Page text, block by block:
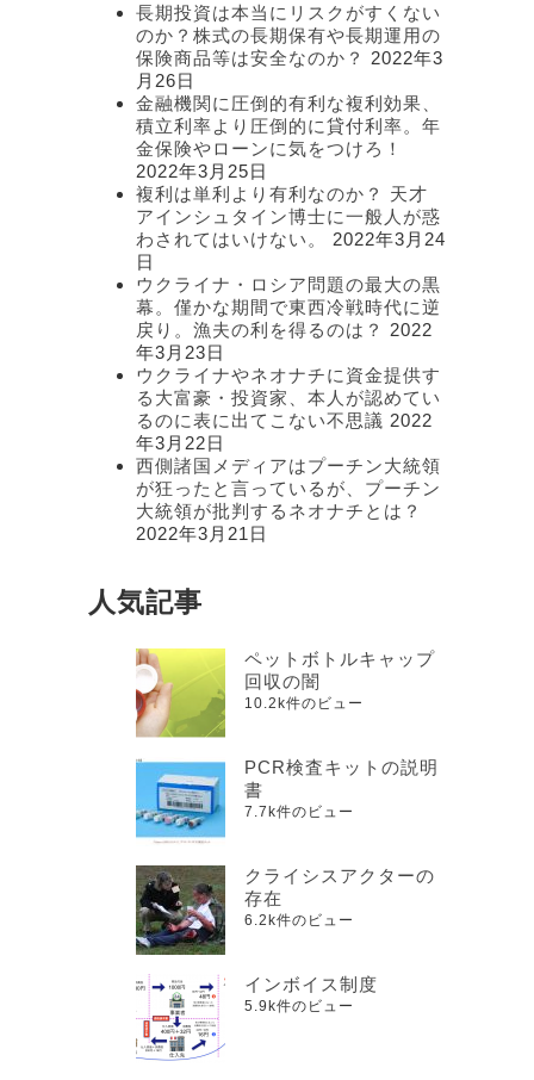
長期投資は本当にリスクがすくない
のか？株式の長期保有や長期運用の
保険商品等は安全なのか？
2022年3
月26日
金融機関に圧倒的有利な複利効果、
積立利率より圧倒的に貸付利率。年
金保険やローンに気をつけろ！
2022年3月25日
複利は単利より有利なのか？ 天才
アインシュタイン博士に一般人が惑
わされてはいけない。
2022年3月24
日
ウクライナ・ロシア問題の最大の黒
幕。僅かな期間で東西冷戦時代に逆
戻り。漁夫の利を得るのは？
2022
年3月23日
ウクライナやネオナチに資金提供す
る大富豪・投資家、本人が認めてい
るのに表に出てこない不思議 2022
年3月22日
西側諸国メディアはプーチン大統領
が狂ったと言っているが、プーチン
大統領が批判するネオナチとは？
2022年3月21日
人気記事
ペットボトルキャップ
回収の闇
10.2k件のビュー
PCR検査キットの説明
書
7.7k件のビュー
クライシスアクターの
存在
6.2k件のビュー
インボイス制度
5.9k件のビュー